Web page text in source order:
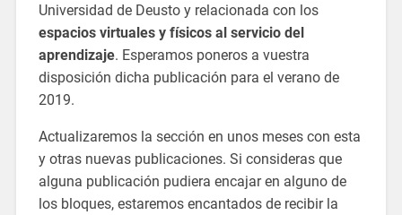
Universidad de Deusto y relacionada con los
espacios virtuales y físicos al servicio del
aprendizaje. Esperamos poneros a vuestra
disposición dicha publicación para el verano de
2019.
Actualizaremos la sección en unos meses con esta
y otras nuevas publicaciones. Si consideras que
alguna publicación pudiera encajar en alguno de
los bloques, estaremos encantados de recibir la